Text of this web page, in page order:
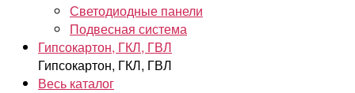
Светодиодные панели
Подвесная система
Гипсокартон, ГКЛ, ГВЛ
Гипсокартон, ГКЛ, ГВЛ
Весь каталог